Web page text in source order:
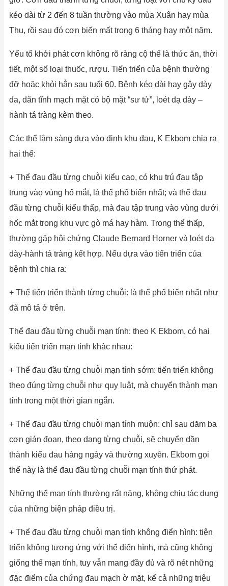
kéo dài từ 2 đến 8 tuần thường vào mùa Xuân hay mùa
Thu, rồi sau đó cơn biến mất trong 6 tháng hay một năm.
Yếu tố khởi phát cơn không rõ ràng cộ thể là thức ăn, thời
tiết, một số loại thuốc, rượu. Tiến triển của bệnh thường
đỡ hoặc khỏi hẳn sau tuổi 60. Bệnh kéo dài hay gây dày
da, dãn tĩnh mạch mặt có bộ mặt “sư tử”, loét dạ dày –
hành tá tràng kèm theo.
Các thể lâm sàng dựa vào định khu đau, K Ekbom chia ra
hai thể:
+ Thể đau đầu từng chuỗi kiểu cao, có khu trú đau tập
trung vàọ vùng hố mắt, là thể phổ biến nhất; và thể đau
đầu từng chuỗi kiểu thấp, mà đau tập trung vào vùng dưới
hốc mắt trong khu vực gò má hay hàm. Trong thể thấp,
thường gặp hội chứng Claude Bernard Horner và loét dạ
dày-hành tá tràng kết hợp. Nếu dựa vào tiến triển của
bệnh thì chia ra:
+ Thể tiến triển thành từng chuỗi: là thể phổ biến nhất như
đã mô tả ở trên.
Thể đau đầu từng chuỗi mạn tính: theo K Ekbom, có hai
kiểu tiến triển mạn tính khác nhau:
+ Thể đau đầu từng chuỗi mạn tính sớm: tiến triển không
theo đúng từng chuỗi như quy luật, mà chuyển thành mạn
tính trong một thời gian ngắn.
+ Thể đau đầu từng chuỗi mạn tính muộn: chỉ sau dăm ba
cơn gián đoạn, theo dạng từng chuỗi, sẽ chuyển dần
thành kiểu đau hàng ngày và thường xuyên. Ekbom gọi
thể này là thể đau đầu từng chuỗi mạn tính thứ phát.
Những thể mạn tính thường rất nặng, không chịu tác dụng
của những biện pháp điều trị.
+ Thể đau đầu từng chuỗi mạn tính không điển hình: tiện
triển không tương ứng với thể điển hình, mà cũng không
giống thể mạn tính, tuy vẫn mang đầy đủ và rõ nét những
đặc điểm của chứng đau mạch ờ mặt, kể cả những triệu